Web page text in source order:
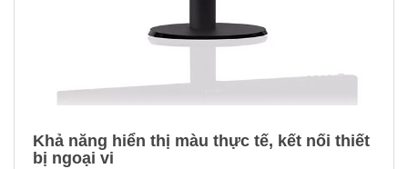
Khả năng hiển thị màu thực tế, kết nối thiết
bị ngoại vi